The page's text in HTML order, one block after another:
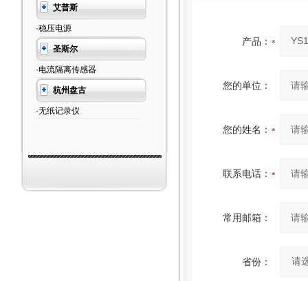
艾普斯
·稳压电源
圣斯尔
·电流隔离传感器
杭州盘古
·无纸记录仪
产品：
您的单位：
您的姓名：
联系电话：
常用邮箱：
省份：